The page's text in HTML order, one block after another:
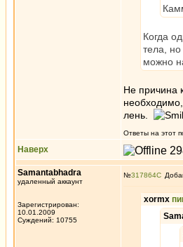
Когда
тела,
можно
Не причина
лень.
Ответы на этот
Наверх
Samantabhadra
удаленный аккаунт
Зарегистрирован:
10.01.2009
Суждений: 10755
№317864
xormx